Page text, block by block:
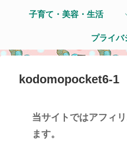
子育て・美容・生活
プライバ
kodomopocket6-1
当サイトではアフィ
ます。